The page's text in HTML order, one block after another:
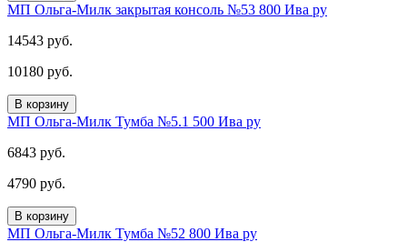
МП Ольга-Милк закрытая консоль №53 800 Ива ру
14543 руб.
10180 руб.
В корзину
МП Ольга-Милк Тумба №5.1 500 Ива ру
6843 руб.
4790 руб.
В корзину
МП Ольга-Милк Тумба №52 800 Ива ру